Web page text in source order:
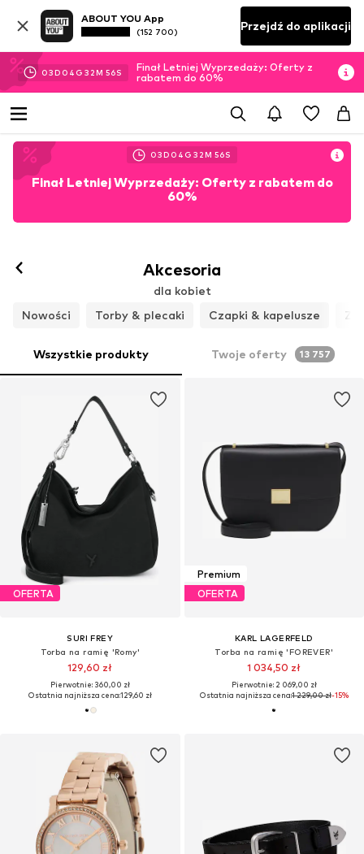
ABOUT YOU App
(152 700) Przejdź do aplikacji
03D 04 G 32M 55S
Finał Letniej Wyprzedaży: Oferty z
rabatem do 60%
03D 04 G 32M 55S
Finał Letniej Wyprzedaży: Oferty z rabatem do
60%
Akcesoria
dla kobiet
Nowości
Torby & plecaki Czapki & kapelusze
Wszystkie produkty Twoje oferty 13 757
OFERTA
SURI FREY
Torba na ramię 'Romy'
129,60 zł
Pierwotnie: 360,00 zł
Ostatnia najniższa cena:129,60 zł
Premium
OFERTA
KARL LAGERFELD
Torba na ramię 'FOREVER'
1 034,50 zł
Pierwotnie: 2 069,00 zł
Ostatnia najniższa cena:1 229,00 zł-15%